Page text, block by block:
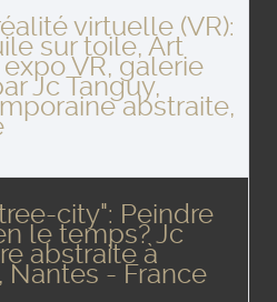
virtuelle (VR):
sur toile, Art
VR, galerie
Jc Tanguy,
abstraite,
city": Peindre
le temps? Jc
abstraite à
Nantes - France